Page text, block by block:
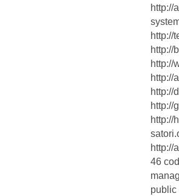
http://
http://
http://
http://
http://
http://
http://
http://
http://
46
public